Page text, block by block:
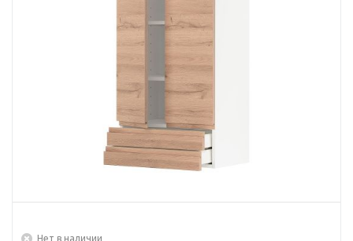
Нет в наличии